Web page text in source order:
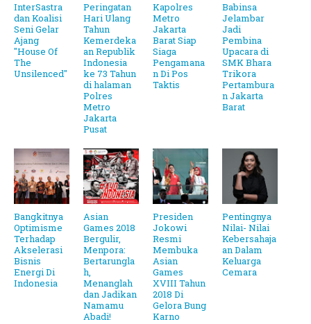
InterSastra
dan Koalisi
Seni Gelar
Ajang
"House Of
The
Unsilenced"
Peringatan
Hari Ulang
Tahun
Kemerdeka
an Republik
Indonesia
ke 73 Tahun
di halaman
Polres
Metro
Jakarta
Pusat
Kapolres
Metro
Jakarta
Barat Siap
Siaga
Pengamana
n Di Pos
Taktis
Babinsa
Jelambar
Jadi
Pembina
Upacara di
SMK Bhara
Trikora
Pertambura
n Jakarta
Barat
Bangkitnya
Optimisme
Terhadap
Akselerasi
Bisnis
Energi Di
Indonesia
Asian
Games 2018
Bergulir,
Menpora:
Bertarungla
h,
Menanglah
dan Jadikan
Namamu
Abadi!
Presiden
Jokowi
Resmi
Membuka
Asian
Games
XVIII Tahun
2018 Di
Gelora Bung
Karno
Pentingnya
Nilai- Nilai
Kebersahaja
an Dalam
Keluarga
Cemara